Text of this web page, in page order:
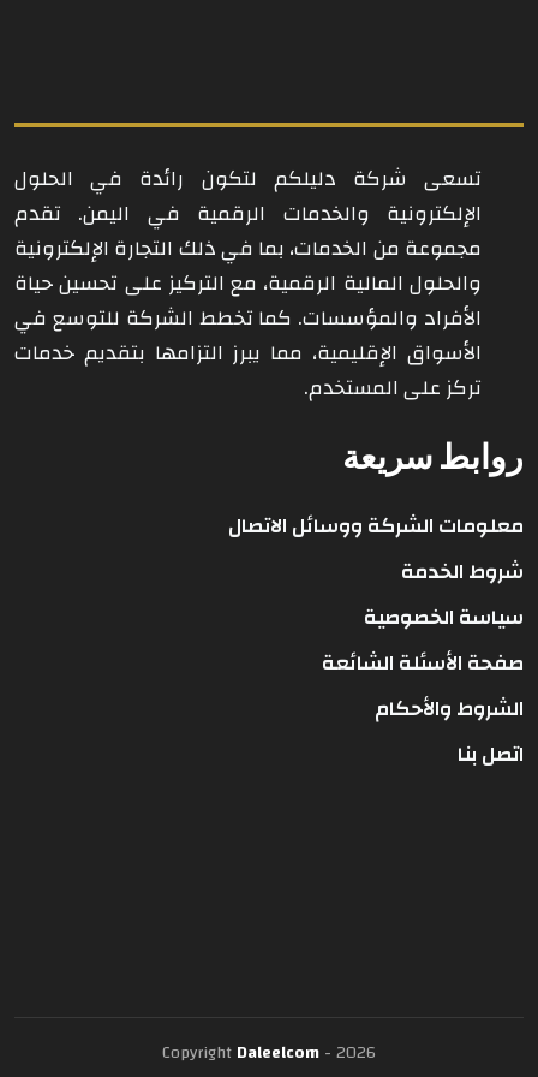
تسعى شركة دليلكم لتكون رائدة في الحلول
الإلكترونية والخدمات الرقمية في اليمن. تقدم
مجموعة من الخدمات، بما في ذلك التجارة الإلكترونية
والحلول المالية الرقمية، مع التركيز على تحسين حياة
الأفراد والمؤسسات. كما تخطط الشركة للتوسع في
الأسواق الإقليمية، مما يبرز التزامها بتقديم خدمات
تركز على المستخدم.
روابط سريعة
معلومات الشركة ووسائل الاتصال
شروط الخدمة
سياسة الخصوصية
صفحة الأسئلة الشائعة
الشروط والأحكام
اتصل بنا
CopyrightDaleelcom- 2026